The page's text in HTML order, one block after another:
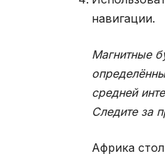
навигации.
Магнитные
средней
Следите за
Африка